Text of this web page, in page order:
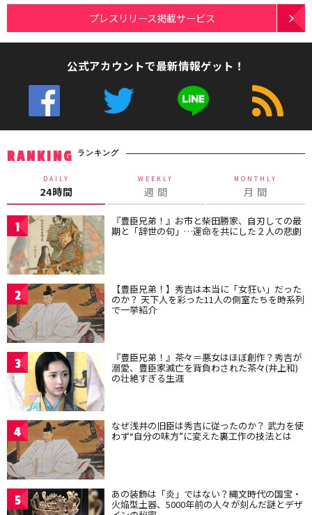
プレスリリース掲載サービス
公式アカウントで最新情報ゲット！
RANKING ランキング
DAILY
24時間
WEEKLY
週 間
MONTHLY
月 間
1 『豊臣兄弟！』お市と柴田勝家、自刃しての最
期と「辞世の句」…運命を共にした２人の悲劇
2 【豊臣兄弟！】秀吉は本当に「女狂い」だった
のか？ 天下人を彩った11人の側室たちを時系列
で一挙紹介
3 『豊臣兄弟！』茶々＝悪女はほぼ創作？秀吉が
溺愛、豊臣家滅亡を背負わされた茶々(井上和)
の壮絶すぎる生涯
4 なぜ浅井の旧臣は秀吉に従ったのか？ 武力を使
わず“自分の味方”に変えた裏工作の技法とは
5 あの装飾は「炎」ではない？縄文時代の国宝・
火焔型土器、5000年前の人々が刻んだ謎とデザ